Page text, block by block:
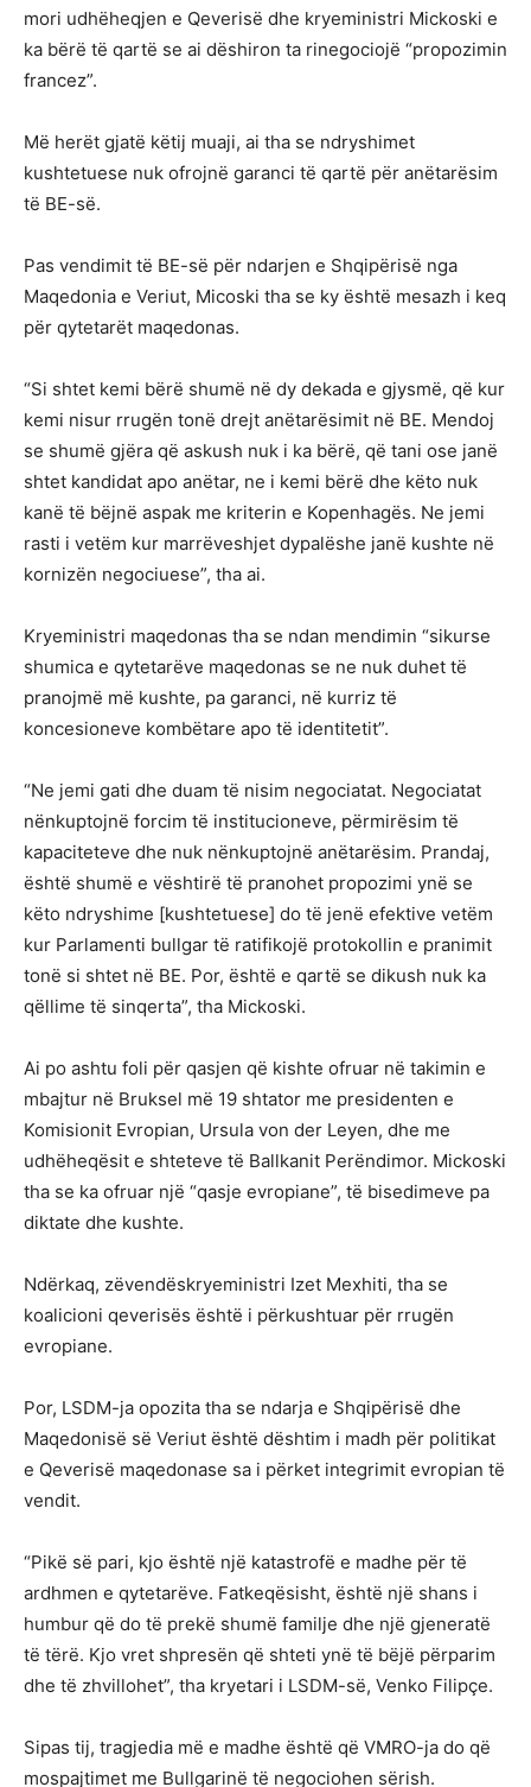
mori udhëheqjen e Qeverisë dhe kryeministri Mickoski e
ka bërë të qartë se ai dëshiron ta rinegociojë “propozimin
francez”.
Më herët gjatë këtij muaji, ai tha se ndryshimet
kushtetuese nuk ofrojnë garanci të qartë për anëtarësim
të BE-së.
Pas vendimit të BE-së për ndarjen e Shqipërisë nga
Maqedonia e Veriut, Micoski tha se ky është mesazh i keq
për qytetarët maqedonas.
“Si shtet kemi bërë shumë në dy dekada e gjysmë, që kur
kemi nisur rrugën tonë drejt anëtarësimit në BE. Mendoj
se shumë gjëra që askush nuk i ka bërë, që tani ose janë
shtet kandidat apo anëtar, ne i kemi bërë dhe këto nuk
kanë të bëjnë aspak me kriterin e Kopenhagës. Ne jemi
rasti i vetëm kur marrëveshjet dypalëshe janë kushte në
kornizën negociuese”, tha ai.
Kryeministri maqedonas tha se ndan mendimin “sikurse
shumica e qytetarëve maqedonas se ne nuk duhet të
pranojmë më kushte, pa garanci, në kurriz të
koncesioneve kombëtare apo të identitetit”.
“Ne jemi gati dhe duam të nisim negociatat. Negociatat
nënkuptojnë forcim të institucioneve, përmirësim të
kapaciteteve dhe nuk nënkuptojnë anëtarësim. Prandaj,
është shumë e vështirë të pranohet propozimi ynë se
këto ndryshime [kushtetuese] do të jenë efektive vetëm
kur Parlamenti bullgar të ratifikojë protokollin e pranimit
tonë si shtet në BE. Por, është e qartë se dikush nuk ka
qëllime të sinqerta”, tha Mickoski.
Ai po ashtu foli për qasjen që kishte ofruar në takimin e
mbajtur në Bruksel më 19 shtator me presidenten e
Komisionit Evropian, Ursula von der Leyen, dhe me
udhëheqësit e shteteve të Ballkanit Perëndimor. Mickoski
tha se ka ofruar një “qasje evropiane”, të bisedimeve pa
diktate dhe kushte.
Ndërkaq, zëvendëskryeministri Izet Mexhiti, tha se
koalicioni qeverisës është i përkushtuar për rrugën
evropiane.
Por, LSDM-ja opozita tha se ndarja e Shqipërisë dhe
Maqedonisë së Veriut është dështim i madh për politikat
e Qeverisë maqedonase sa i përket integrimit evropian të
vendit.
“Pikë së pari, kjo është një katastrofë e madhe për të
ardhmen e qytetarëve. Fatkeqësisht, është një shans i
humbur që do të prekë shumë familje dhe një gjeneratë
të tërë. Kjo vret shpresën që shteti ynë të bëjë përparim
dhe të zhvillohet”, tha kryetari i LSDM-së, Venko Filipçe.
Sipas tij, tragjedia më e madhe është që VMRO-ja do që
mospajtimet me Bullgarinë të negociohen sërish.